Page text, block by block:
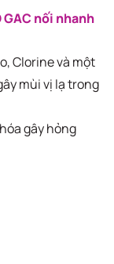
nối nhanh
Clorine và một
mùi vị lạ trong
gây hỏng